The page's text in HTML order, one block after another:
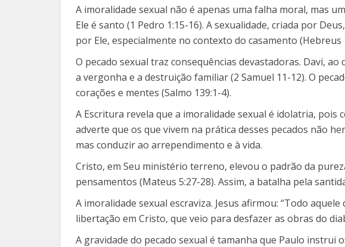
A imoralidade sexual não é apenas uma falha moral, mas
Ele é santo (1 Pedro 1:15-16). A sexualidade, criada por
por Ele, especialmente no contexto do casamento (Hebreus
O pecado sexual traz consequências devastadoras. Davi,
a vergonha e a destruição familiar (2 Samuel 11-12). O
corações e mentes (Salmo 139:1-4).
A Escritura revela que a imoralidade sexual é idolatria, pois
adverte que os que vivem na prática desses pecados não
mas conduzir ao arrependimento e à vida.
Cristo, em Seu ministério terreno, elevou o padrão da
pensamentos (Mateus 5:27-28). Assim, a batalha pela
A imoralidade sexual escraviza. Jesus afirmou: “Todo
libertação em Cristo, que veio para desfazer as obras do
A gravidade do pecado sexual é tamanha que Paulo instrui